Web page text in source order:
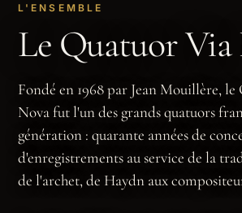
L'ENSEMBLE
Le Quatuor Via
Fondé en 1968 par Jean Mouillère,
Nova fut l'un des grands quatuors
génération : quarante années de
d'enregistrements au service de la
de l'archet, de Haydn aux